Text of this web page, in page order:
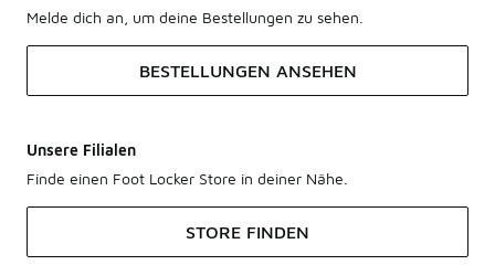
Melde dich an, um deine Bestellungen zu sehen.
BESTELLUNGEN ANSEHEN
Unsere Filialen
Finde einen Foot Locker Store in deiner Nähe.
STORE FINDEN